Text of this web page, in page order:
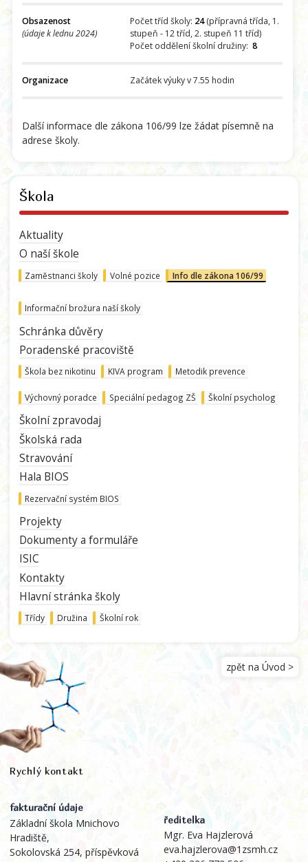
Škola
Aktuality
O naší škole
Zaměstnanci školy Volné pozice Info dle zákona 106/99
Informační brožura naší školy
Schránka důvěry
Poradenské pracoviště
Škola bez nikotinu KIVA program Metodik prevence
Výchovný poradce Speciální pedagog ZŠ Školní psycholog
Školní zpravodaj
Školská rada
Stravování
Hala BIOS
Rezervační systém BIOS
Projekty
Dokumenty a formuláře
ISIC
Kontakty
Hlavní stránka školy
Třídy Družina Školní rok
zpět na Úvod >
Obsazenost
(údaje k lednu 2024)
Počet tříd školy: 24(přípravná třída, 1.
stupeň - 12 tříd, 2. stupeň 11 tříd)
Počet oddělení školní družiny:8
Organizace Začátek výuky v 7.55 hodin
Další informace dle zákona 106/99 lze žádat písemně na
adrese školy.
Rychlý kontakt
fakturační údaje
Základní škola Mnichovo
Hradiště,
Sokolovská 254, příspěvková
ředitelka
Mgr. Eva Hajzlerová
eva.hajzlerova@1zsmh.cz